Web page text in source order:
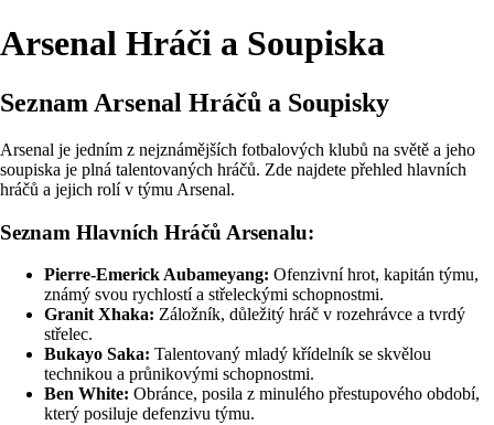
Arsenal Hráči a Soupiska
Seznam Arsenal Hráčů a Soupisky
Arsenal je jedním z nejznámějších fotbalových klubů na světě a jeho
soupiska je plná talentovaných hráčů. Zde najdete přehled hlavních
hráčů a jejich rolí v týmu Arsenal.
Seznam Hlavních Hráčů Arsenalu:
Pierre-Emerick Aubameyang: Ofenzivní hrot, kapitán týmu,
známý svou rychlostí a střeleckými schopnostmi.
Granit Xhaka: Záložník, důležitý hráč v rozehrávce a tvrdý
střelec.
Bukayo Saka: Talentovaný mladý křídelník se skvělou
technikou a průnikovými schopnostmi.
Ben White: Obránce, posila z minulého přestupového období,
který posiluje defenzivu týmu.